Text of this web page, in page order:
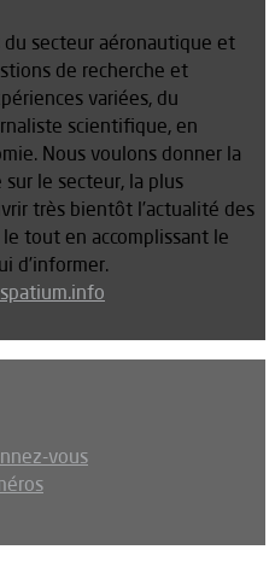
du secteur aéronautique et
de recherche et
variées, du
scientifique, en
Nous voulons donner la
le secteur, la plus
très bientôt l’actualité des
le tout en accomplissant le
d’informer.
vous